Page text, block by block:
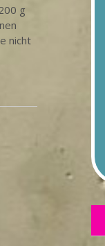
g
nicht